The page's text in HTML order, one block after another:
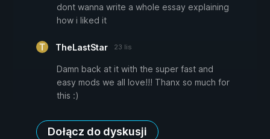
dont wanna write a whole essay explaining
how i liked it
TheLastStar 23 lis
Damn back at it with the super fast and
easy mods we all love!!! Thanx so much for
this :)
Dołącz do dyskusji